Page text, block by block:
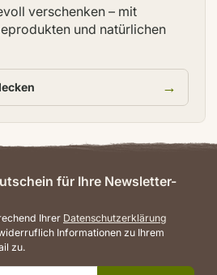
verschenken – mit
und natürlichen
→
für Ihre Newsletter-
Ihrer Datenschutzerklärung
Informationen zu Ihrem
zu.